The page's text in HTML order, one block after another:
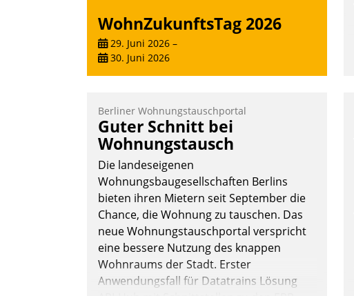
WohnZukunftsTag 2026
29. Juni 2026 –
30. Juni 2026
Berliner Wohnungstauschportal
Guter Schnitt bei
Wohnungstausch
Die landeseigenen
Wohnungsbaugesellschaften Berlins
bieten ihren Mietern seit September die
Chance, die Wohnung zu tauschen. Das
neue Wohnungstauschportal verspricht
eine bessere Nutzung des knappen
Wohnraums der Stadt. Erster
Anwendungsfall für Datatrains Lösung